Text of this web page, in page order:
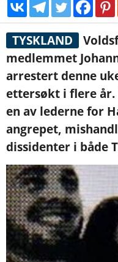
TYSKLAND
medlemmet
arrestert denne
ettersøkt i flere
en av lederne for
angrepet,
dissidenter i både